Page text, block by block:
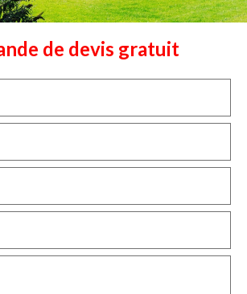
de devis gratuit